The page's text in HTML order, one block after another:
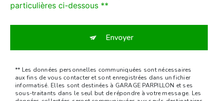
particulières ci-dessous **
Envoyer
** Les données personnelles communiquées sont nécessaires
aux fins de vous contacter et sont enregistrées dans un fichier
informatisé. Elles sont destinées à GARAGE PARPILLON et ses
sous-traitants dans le seul but de répondre à votre message. Les